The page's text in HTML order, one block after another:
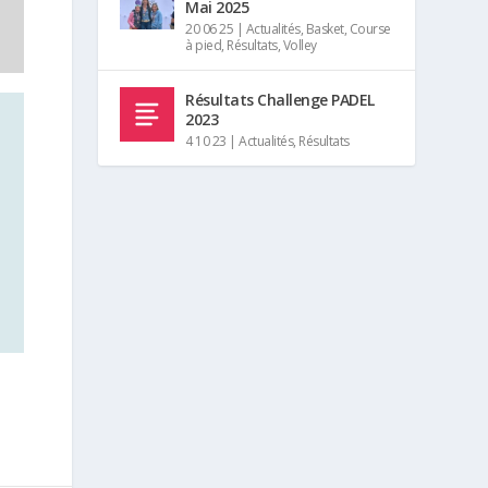
Mai 2025
20 06 25 | Actualités, Basket, Course
à pied, Résultats,Volley
Résultats Challenge PADEL
2023
4 10 23 |Actualités, Résultats